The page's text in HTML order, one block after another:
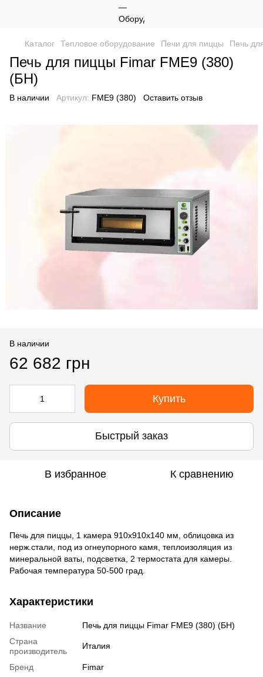
Каталог Тепловое оборудование Печи для пиццы Печь
Печь для пиццы Fimar FME9 (380)
(БН)
В наличии Артикул: FME9 (380) Оставить отзыв
В наличии
62 682 грн
Купить
Быстрый заказ
В избранное К сравнению
Описание
Печь для пиццы, 1 камера 910х910х140 мм, облицовка из
нерж.стали, под из огнеупорного камя, теплоизоляция из
минеральной ваты, подсветка, 2 термостата для камеры.
Рабочая температура 50-500 град.
Характеристики
Название
Печь для пиццы Fimar FME9 (380) (БН)
Страна
производитель
Италия
Бренд
Fimar